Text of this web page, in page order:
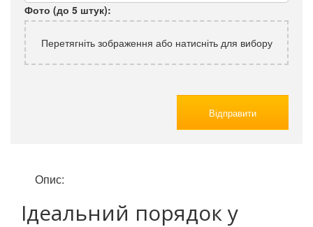
Фото (до 5 штук):
Перетягніть зображення або натисніть для вибору
Відправити
Опис:
Ідеальний порядок у